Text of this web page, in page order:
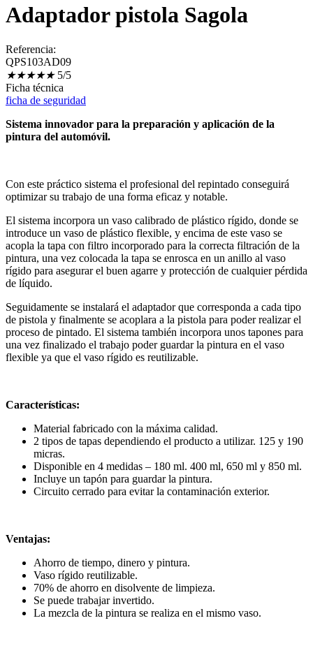
Adaptador pistola Sagola
Referencia:
QPS103AD09
★★★★★ 5/5
Ficha técnica
ficha de seguridad
Sistema innovador para la preparación y aplicación de la
pintura del automóvil.
Con este práctico sistema el profesional del repintado conseguirá
optimizar su trabajo de una forma eficaz y notable.
El sistema incorpora un vaso calibrado de plástico rígido, donde se
introduce un vaso de plástico flexible, y encima de este vaso se
acopla la tapa con filtro incorporado para la correcta filtración de la
pintura, una vez colocada la tapa se enrosca en un anillo al vaso
rígido para asegurar el buen agarre y protección de cualquier pérdida
de líquido.
Seguidamente se instalará el adaptador que corresponda a cada tipo
de pistola y finalmente se acoplara a la pistola para poder realizar el
proceso de pintado. El sistema también incorpora unos tapones para
una vez finalizado el trabajo poder guardar la pintura en el vaso
flexible ya que el vaso rígido es reutilizable.
Características:
Material fabricado con la máxima calidad.
2 tipos de tapas dependiendo el producto a utilizar. 125 y 190
micras.
Disponible en 4 medidas – 180 ml. 400 ml, 650 ml y 850 ml.
Incluye un tapón para guardar la pintura.
Circuito cerrado para evitar la contaminación exterior.
Ventajas:
Ahorro de tiempo, dinero y pintura.
Vaso rígido reutilizable.
70% de ahorro en disolvente de limpieza.
Se puede trabajar invertido.
La mezcla de la pintura se realiza en el mismo vaso.